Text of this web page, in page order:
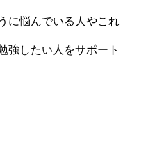
に悩んでいる人やこれ
強したい人をサポート